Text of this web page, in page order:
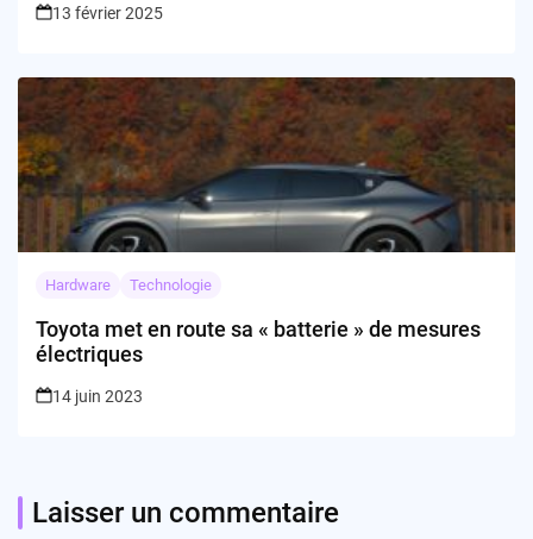
13 février 2025
Hardware Technologie
Toyota met en route sa « batterie » de mesures
électriques
14 juin 2023
Laisser un commentaire